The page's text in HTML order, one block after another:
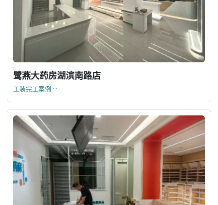
鹭燕大药房湖滨南路店
工装完工案例 · ·